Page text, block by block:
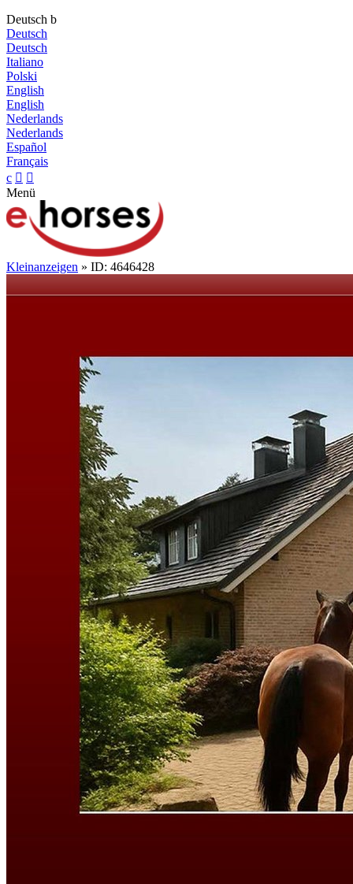
Deutsch b
Deutsch
Deutsch
Italiano
Polski
English
English
Nederlands
Nederlands
Español
Français
c  
Menü
Kleinanzeigen » ID: 4646428